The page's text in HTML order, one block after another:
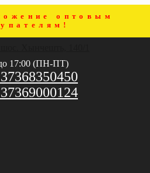
оптовым
17:00 (ПН-ПТ)